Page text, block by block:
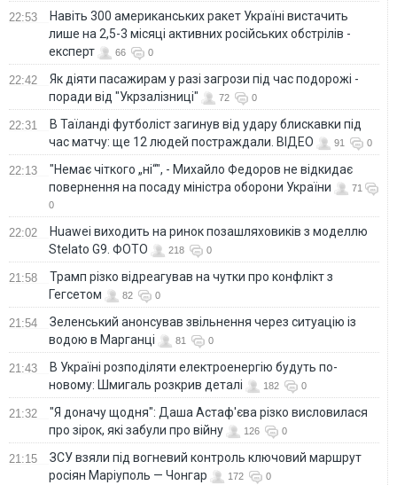
22:53
Навіть 300 американських ракет Україні вистачить
лише на 2,5-3 місяці активних російських обстрілів -
експерт
66 0
22:42
Як діяти пасажирам у разі загрози під час подорожі -
поради від "Укрзалізниці"
72 0
22:31
В Таїланді футболіст загинув від удару блискавки під
час матчу: ще 12 людей постраждали. ВІДЕО
91 0
22:13
"Немає чіткого „ні“", - Михайло Федоров не відкидає
повернення на посаду міністра оборони України
71
0
22:02
Huawei виходить на ринок позашляховиків з моделлю
Stelato G9. ФОТО
218 0
21:58
Трамп різко відреагував на чутки про конфлікт з
Гегсетом
82 0
21:54
Зеленський анонсував звільнення через ситуацію із
водою в Марганці
81 0
21:43
В Україні розподіляти електроенергію будуть по-
новому: Шмигаль розкрив деталі
182 0
21:32
"Я доначу щодня": Даша Астаф'єва різко висловилася
про зірок, які забули про війну
126 0
21:15
ЗСУ взяли під вогневий контроль ключовий маршрут
росіян Маріуполь — Чонгар
172 0